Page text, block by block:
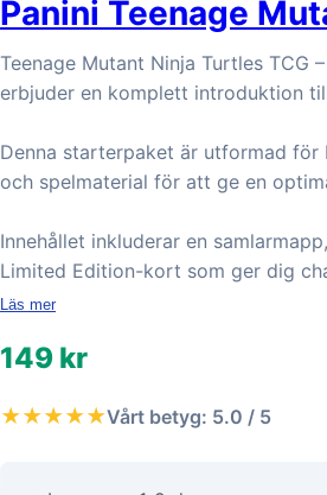
Panini Teenage
Teenage Mutant Ninja Turtles TCG
erbjuder en komplett introduktion
Denna starterpaket är utformad för
och spelmaterial för att ge en
Innehållet inkluderar en
Limited Edition-kort som ger dig
Läs mer
149 kr
★★★★★Vårt betyg: 5.0 / 5